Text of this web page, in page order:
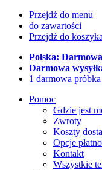
Przejdź do menu
do zawartości
Przejdź do koszyka
Polska:
Darmowa
1 darmowa
Pomoc
Gdzie jest
Zwroty
Koszty
Opcje
Kontakt
Wszystkie